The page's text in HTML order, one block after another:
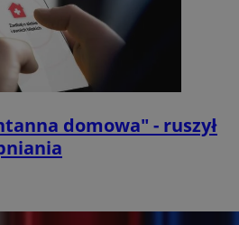
domowa" - ruszył